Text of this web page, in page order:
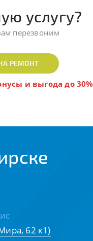
услугу?
перезвоним
РЕМОНТ
и выгода до 30%
62 к1)